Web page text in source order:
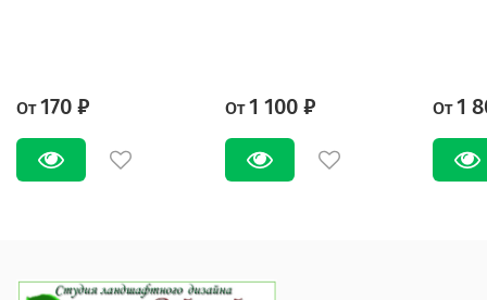
От 170 ₽ От 1 100 ₽ От 1